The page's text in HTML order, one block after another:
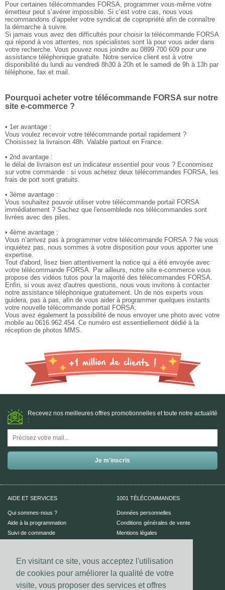
En visitant ce site, vous acceptez l'utilisation
de cookies pour améliorer la qualité de votre
visite, vous proposer des services et offres
Pour certaines télécommandes FORSA, programmer vous-même votre
émetteur peut s’avérer impossible. Si c’est votre cas, nous vous
recommandons d’appeler votre syndicat de copropriété afin de connaître
la démarche à suivre.
Si jamais vous avez des difficultés pour choisir la télécommande FORSA
qui répond à vos attentes, nos spécialistes sont là pour vous aider dans
votre recherche. Vous pouvez nous joindre au 0899 700 609 pour une
assistance téléphonique gratuite. Notre service client est à votre
disponibilité du lundi au vendredi 8h30 à 20h et le samedi de 9h à 13h par
téléphone, fax et mail.
Pourquoi acheter votre télécommande FORSA sur notre
site e-commerce ?
• 1er avantage :
Vous voulez recevoir votre télécommande portail rapidement ?
Choisissez la livraison 48h. Valable partout en France.
• 2nd avantage :
le délai de livraison est un indicateur essentiel pour vous ? Economisez
sur votre commande : si vous achetez deux télécommandes FORSA, les
frais de port sont gratuits.
• 3ème avantage :
Vous souhaitez pouvoir utiliser votre télécommande portail FORSA
immédiatement ? Sachez que l'ensemblede nos télécommandes sont
livrées avec des piles.
• 4ème avantage :
Vous n’arrivez pas à programmer votre télécommande FORSA ? Ne vous
inquiétez pas, nous sommes à votre disposition pour vous apporter une
expertise.
Tout d'abord, lisez bien attentivement la notice qui a été envoyée avec
votre télécommande FORSA. Par ailleurs, notre site e-commerce vous
propose des vidéos tutos pour la majorité des télécommandes FORSA.
Enfin, si vous avez d'autres questions, nous vous invitons à contacter
notre assistance téléphonique gratuitement. Un de nos experts vous
guidera, pas à pas, afin de vous aider à programmer quelques instants
votre nouvelle télécommande portail FORSA.
Vous avez également la possibilité de nous envoyer une photo avec votre
mobile au 0616.962.454. Ce numéro est essentiellement dédié à la
réception de photos MMS.
Recevez nos meilleures offres promotionnelles et toute notre actualité
:
AIDE ET SERVICES
Qui sommes-nous ?
Aide à la programmation
Suivi de commande
1001 TÉLÉCOMMANDES
Données personnelles
Conditions générales de vente
Mentions légales
UN CONSEIL ?
Nous contacter